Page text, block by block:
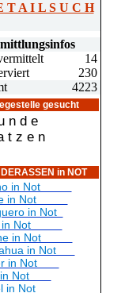
T A I L S U C H
fos
14
230
4223
gesucht
n d e
t z e n
in NOT
in Not
in Not
in Not
in Not
in Not
in Not
in Not
in Not
in Not